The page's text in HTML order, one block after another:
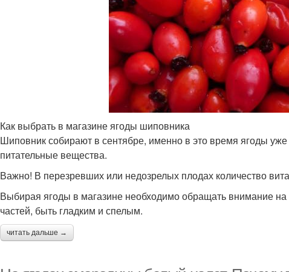
Как выбрать в магазине ягоды шиповника
Шиповник собирают в сентябре, именно в это время ягоды
питательные вещества.
Важно! В перезревших или недозрелых плодах количество
Выбирая ягоды в магазине необходимо обращать внимание
частей, быть гладким и спелым.
читать дальше →